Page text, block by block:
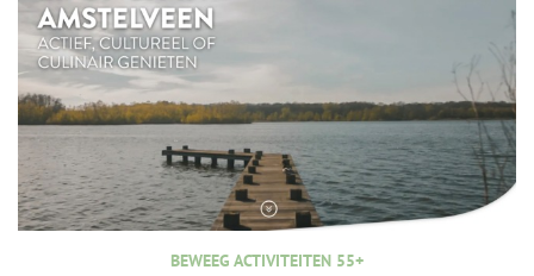
BEWEEG ACTIVITEITEN 55+